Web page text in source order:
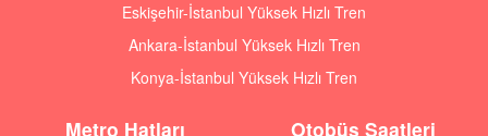
Eskişehir-İstanbul Yüksek Hızlı Tren
Ankara-İstanbul Yüksek Hızlı Tren
Konya-İstanbul Yüksek Hızlı Tren
Metro Hatları Otobüs Saatleri